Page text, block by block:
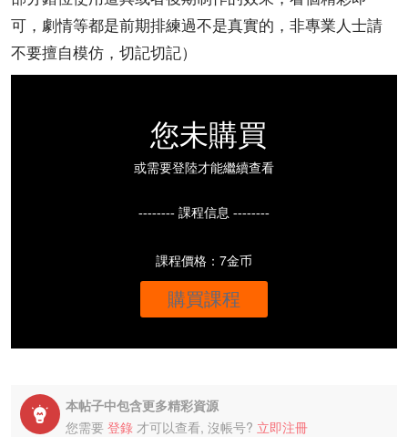
可，劇情等都是前期排練過不是真實的，非專業人士請
不要擅自模仿，切記切記）
您未購買
或需要登陸才能繼續查看
-------- 課程信息 --------
課程價格：7金币
購買課程

本帖子中包含更多精彩資源
您需要 登錄 才可以查看, 沒帳号? 立即注冊